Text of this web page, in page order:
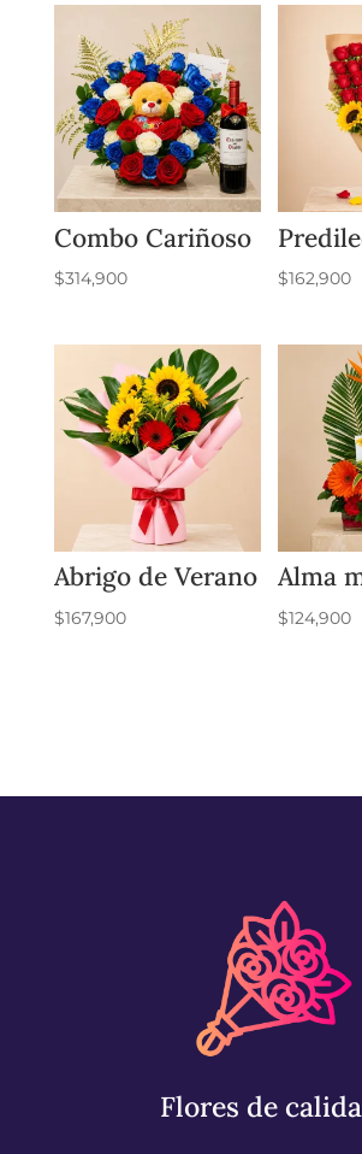
Combo Cariñoso
$314,900 $162,900
Abrigo de Verano
$167,900
Alma
$124,900
Flores de